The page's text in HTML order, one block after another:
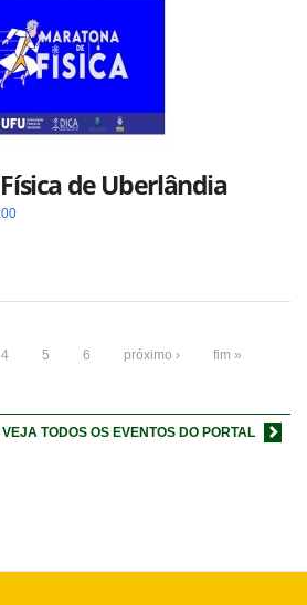
de Uberlândia
4 5 6 próximo › fim »
VEJA TODOS OS EVENTOS DO PORTAL